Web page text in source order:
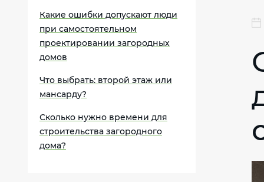
Какие ошибки допускают люди
при самостоятельном
проектировании загородных
домов
Что выбрать: второй этаж или
мансарду?
Сколько нужно времени для
строительства загородного
дома?